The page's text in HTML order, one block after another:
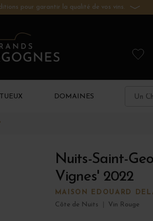
pour garantir la qualité de vos vins.
DOMAINES
Nuits-Saint-
Vignes' 2022
MAISON EDOUARD
Côte de Nuits
Vin Rouge